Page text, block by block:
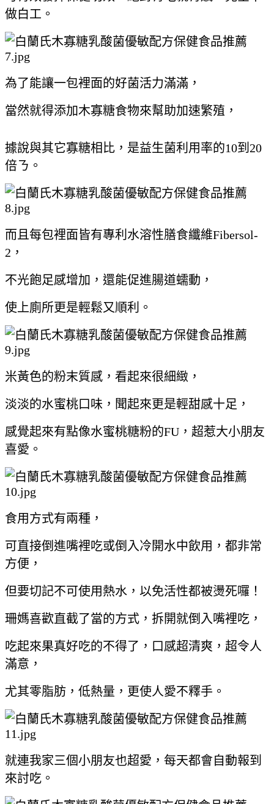
做白工。
為了能讓一包裡面的好菌活力滿滿，
當然就得添加木寡糖食物來幫助加速繁殖，
據說與其它寡糖相比，是益生菌利用率的10到20
倍ㄋ。
而且每包裡面皆有專利水溶性膳食纖維Fibersol-
2，
不光飽足感增加，還能促進腸道蠕動，
使上廁所更是輕鬆又順利。
米黃色的粉末質感，看起來很細緻，
淡淡的水蜜桃口味，聞起來更是輕甜感十足，
感覺起來有點像水蜜桃糖粉的FU，超惹大小朋友
喜愛。
食用方式有兩種，
可直接倒進嘴裡吃或倒入冷開水中飲用，都非常
方便，
但要切記不可使用熱水，以免活性都被燙死囉！
珊媽喜歡直截了當的方式，拆開就倒入嘴裡吃，
吃起來果真好吃的不得了，口感超清爽，超令人
滿意，
尤其零脂肪，低熱量，更使人愛不釋手。
就連我家三個小朋友也超愛，每天都會自動報到
來討吃。